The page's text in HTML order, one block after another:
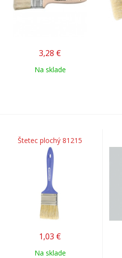
3,28 €
Na sklade
Štetec plochý 81215
1,03 €
Na sklade